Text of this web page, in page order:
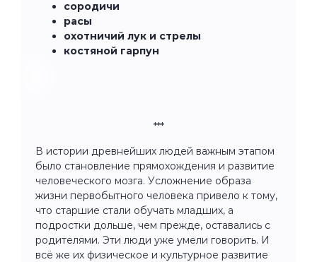
сородичи
расы
охотничий лук и стрелы
костяной гарпун
***
В истории древнейших людей важным этапом
было становление прямохождения и развитие
человеческого мозга. Усложнение образа
жизни первобытного человека привело к тому,
что старшие стали обучать младших, а
подростки дольше, чем прежде, оставались с
родителями. Эти люди уже умели говорить. И
всё же их физическое и культурное развитие